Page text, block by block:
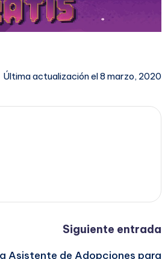
Última actualización el 8 marzo, 2020
Siguiente entrada
Asistente de Adopciones para